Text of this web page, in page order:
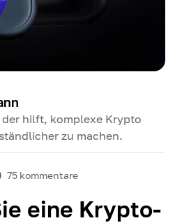
hilft, komplexe Krypto
zu machen.
75 kommentare
eine Krypto-